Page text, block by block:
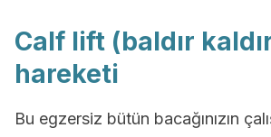
Calf lift (baldır
hareketi
Bu egzersiz bütün bacağınızın